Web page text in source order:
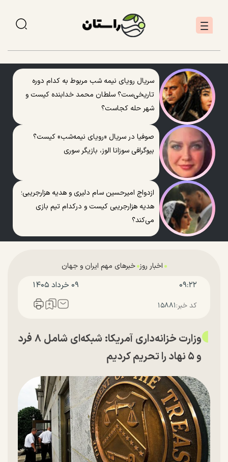
سریال رویای نیمه شب مربوط به کدام دوره
تاریخی‌ست؟ سلطان محمد خدابنده کیست و
شهر حله کجاست؟
صوفیا در سریال «رویای نیمه‌شب» کیست؟
بیوگرافی سوزانا الوز، بازیگر سوری
ازدواج امیرحسین سام دلیری و هدیه هزارجریبی؛
هدیه هزارجریبی کیست و درکدام تیم بازی
می‌کند؟
اخبار روز خبرهای مهم ایران و جهان
۰۹:۲۲ ۰۹ خرداد ۱۴۰۵
کد خبر:۱۵۸۸۱
وزارت خزانه‌داری آمریکا: شبکه‌ای شامل ۸ فرد
و ۵ نهاد را تحریم کردیم